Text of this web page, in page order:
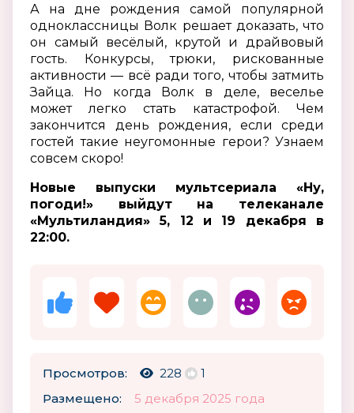
А на дне рождения самой популярной
одноклассницы Волк решает доказать, что
он самый весёлый, крутой и драйвовый
гость. Конкурсы, трюки, рискованные
активности — всё ради того, чтобы затмить
Зайца. Но когда Волк в деле, веселье
может легко стать катастрофой. Чем
закончится день рождения, если среди
гостей такие неугомонные герои? Узнаем
совсем скоро!
Новые выпуски мультсериала «Ну,
погоди!» выйдут на телеканале
«Мультиландия» 5, 12 и 19 декабря в
22:00.
Просмотров: 228
1
Размещено:
5 декабря 2025 года